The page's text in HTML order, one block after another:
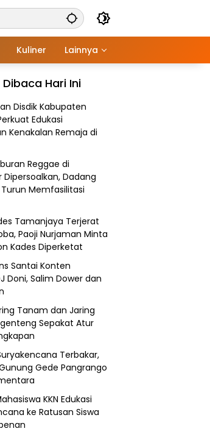
Kuliner Lainnya
Hari Ini
Disdik Kabupaten
Edukasi
Kenakalan Remaja di
Reggae di
Dipersoalkan, Dadang
Memfasilitasi
Tamanjaya Terjerat
Paoji Nurjaman Minta
Kades Diperketat
Santai Konten
Doni, Salim Dower dan
Tanam dan Jaring
Sepakat Atur
Terbakar,
Gede Pangrango
KKN Edukasi
ke Ratusan Siswa